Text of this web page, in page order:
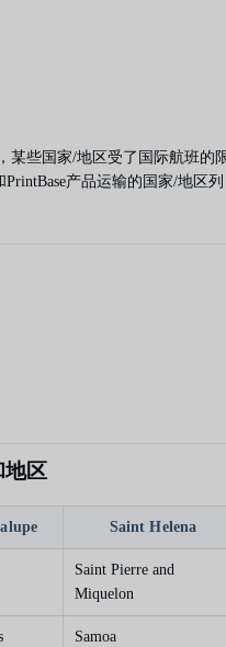
某些国家/地区受了国际航班的
产品运输的国家/地区列
地区
Saint Helena
Saint Pierre and
Miquelon
Samoa